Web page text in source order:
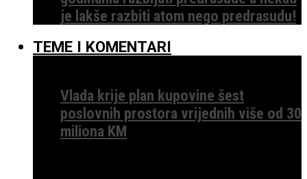
je lakše razbiti atom nego predrasudu!
TEME I KOMENTARI
Vlada krije plan kupovine šest
poslovnih prostora vrijednih više od 30
miliona KM